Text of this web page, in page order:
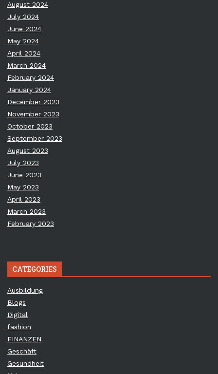
August 2024
July 2024
June 2024
May 2024
April 2024
March 2024
February 2024
January 2024
December 2023
November 2023
October 2023
September 2023
August 2023
July 2023
June 2023
May 2023
April 2023
March 2023
February 2023
CATEGORIES
Ausbildung
Blogs
Digital
fashion
FINANZEN
Geschäft
Gesundheit